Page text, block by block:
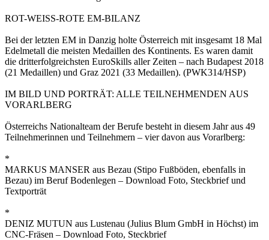
ROT-WEISS-ROTE EM-BILANZ
Bei der letzten EM in Danzig holte Österreich mit insgesamt 18 Mal
Edelmetall die meisten Medaillen des Kontinents. Es waren damit
die dritterfolgreichsten EuroSkills aller Zeiten – nach Budapest 2018
(21 Medaillen) und Graz 2021 (33 Medaillen). (PWK314/HSP)
IM BILD UND PORTRÄT: ALLE TEILNEHMENDEN AUS
VORARLBERG
Österreichs Nationalteam der Berufe besteht in diesem Jahr aus 49
Teilnehmerinnen und Teilnehmern – vier davon aus Vorarlberg:
*
MARKUS MANSER aus Bezau (Stipo Fußböden, ebenfalls in
Bezau) im Beruf Bodenlegen – Download Foto, Steckbrief und
Textporträt
*
DENIZ MUTUN aus Lustenau (Julius Blum GmbH in Höchst) im
CNC-Fräsen – Download Foto, Steckbrief